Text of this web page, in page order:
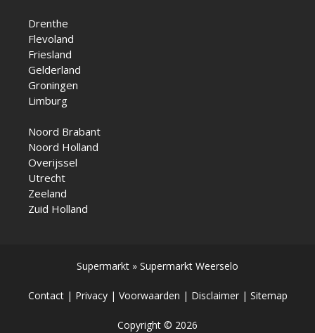
Drenthe
Flevoland
Friesland
Gelderland
Groningen
Limburg
Noord Brabant
Noord Holland
Overijssel
Utrecht
Zeeland
Zuid Holland
Supermarkt » Supermarkt Weerselo
Contact| Privacy| Voorwaarden | Disclaimer| Sitemap
Copyright © 2026